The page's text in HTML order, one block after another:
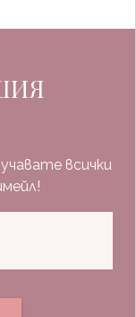
всички